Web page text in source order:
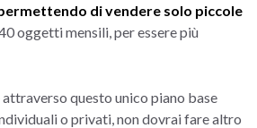
di vendere solo piccole
oggetti mensili, per essere più
questo unico piano base
o privati, non dovrai fare altro